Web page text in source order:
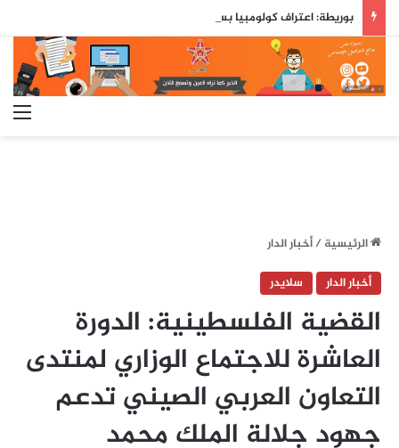
الرئيسية/أخبار الدار
أخبار الدار
سلايدر
القضية الفلسطينية: الدورة
العاشرة للاجتماع الوزاري لمنتدى
التعاون العربي الصيني تدعم
جهود جلالة الملك محمد